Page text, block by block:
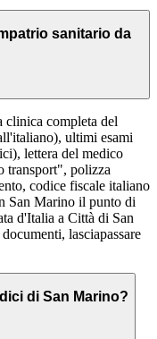
sanitario da
clinica completa del
ultimi esami
lettera del medico
transport", polizza
codice fiscale italiano
San Marino il punto di
d'Italia a Città di San
lasciapassare
di San Marino?